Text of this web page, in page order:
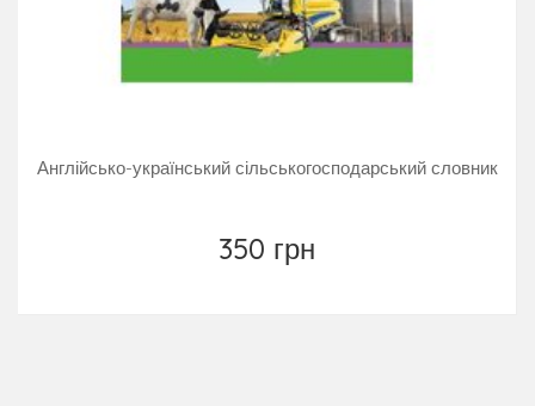
Англійсько-український сільськогосподарський словник
350 грн